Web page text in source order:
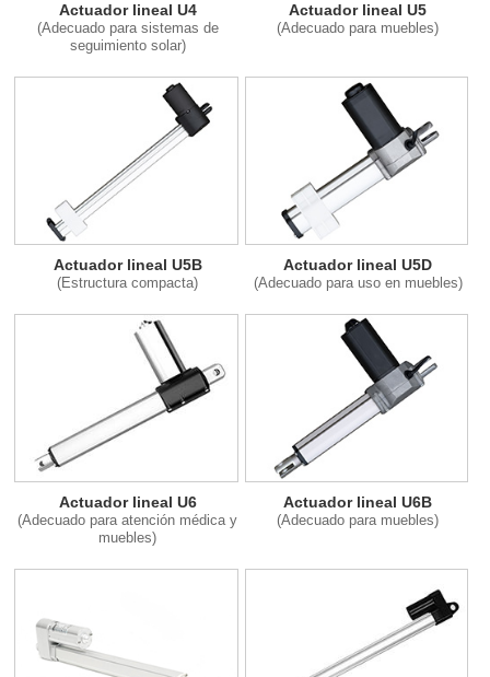
Actuador lineal U4
(Adecuado para sistemas de
seguimiento solar)
Actuador lineal U5
(Adecuado para muebles)
Actuador lineal U5B
(Estructura compacta)
Actuador lineal U5D
(Adecuado para uso en muebles)
Actuador lineal U6
(Adecuado para atención médica y
muebles)
Actuador lineal U6B
(Adecuado para muebles)